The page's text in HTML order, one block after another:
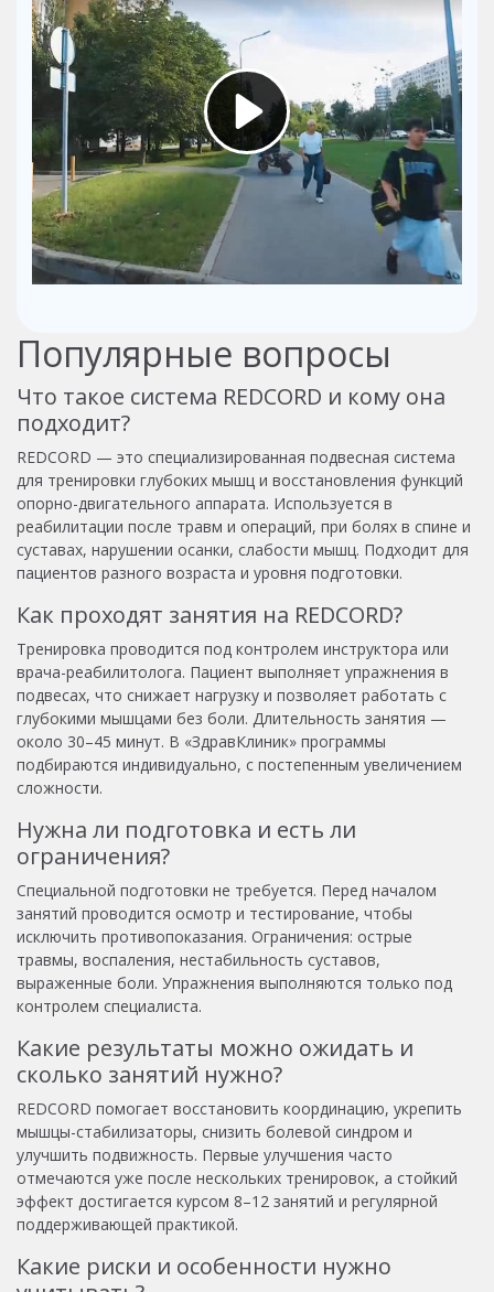
Популярные вопросы
Что такое система REDCORD и кому она
подходит?
REDCORD — это специализированная подвесная система
для тренировки глубоких мышц и восстановления функций
опорно-двигательного аппарата. Используется в
реабилитации после травм и операций, при болях в спине и
суставах, нарушении осанки, слабости мышц. Подходит для
пациентов разного возраста и уровня подготовки.
Как проходят занятия на REDCORD?
Тренировка проводится под контролем инструктора или
врача-реабилитолога. Пациент выполняет упражнения в
подвесах, что снижает нагрузку и позволяет работать с
глубокими мышцами без боли. Длительность занятия —
около 30–45 минут. В «ЗдравКлиник» программы
подбираются индивидуально, с постепенным увеличением
сложности.
Нужна ли подготовка и есть ли
ограничения?
Специальной подготовки не требуется. Перед началом
занятий проводится осмотр и тестирование, чтобы
исключить противопоказания. Ограничения: острые
травмы, воспаления, нестабильность суставов,
выраженные боли. Упражнения выполняются только под
контролем специалиста.
Какие результаты можно ожидать и
сколько занятий нужно?
REDCORD помогает восстановить координацию, укрепить
мышцы-стабилизаторы, снизить болевой синдром и
улучшить подвижность. Первые улучшения часто
отмечаются уже после нескольких тренировок, а стойкий
эффект достигается курсом 8–12 занятий и регулярной
поддерживающей практикой.
Какие риски и особенности нужно